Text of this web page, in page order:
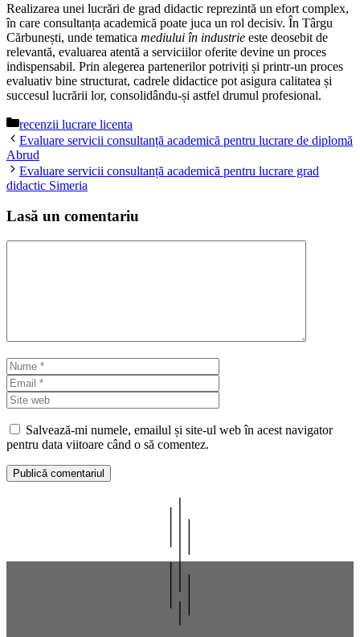
Realizarea unei lucrări de grad didactic reprezintă un efort complex,
în care consultanța academică poate juca un rol decisiv. În Târgu
Cărbunești, unde tematica mediului în industrie este deosebit de
relevantă, evaluarea atentă a serviciilor oferite devine un proces
indispensabil. Prin alegerea partenerilor potriviți și printr-un proces
evaluativ bine structurat, cadrele didactice pot asigura calitatea și
succesul lucrării lor, consolidându-și astfel drumul profesional.
Categorii
recenzii lucrare licenta
Evaluare servicii consultanță academică pentru lucrare de diplomă
Abrud
Evaluare servicii consultanță academică pentru lucrare grad
didactic Simeria
Lasă un comentariu
Nume
web
Salvează-mi numele, emailul și site-ul web în acest navigator
pentru data viitoare când o să comentez.